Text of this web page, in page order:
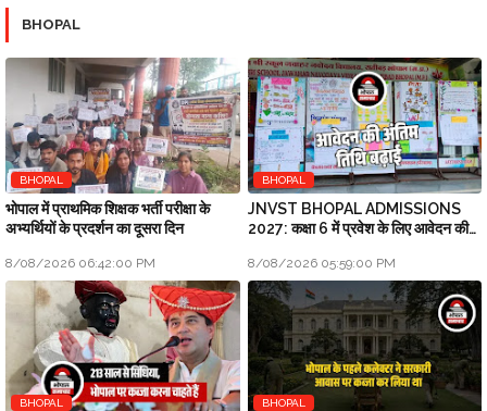
BHOPAL
BHOPAL
भोपाल में प्राथमिक शिक्षक भर्ती परीक्षा के
अभ्यर्थियों के प्रदर्शन का दूसरा दिन
8/08/2026 06:42:00 PM
BHOPAL
JNVST BHOPAL ADMISSIONS
2027: कक्षा 6 में प्रवेश के लिए आवेदन की
8/08/2026 05:59:00 PM
BHOPAL BHOPAL